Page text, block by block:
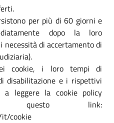
per più di 60 giorni e
dopo la loro
necessità di accertamento di
cookie, i loro tempi di
disabilitazione e i rispettivi
leggere la cookie policy
questo link:
it/cookie